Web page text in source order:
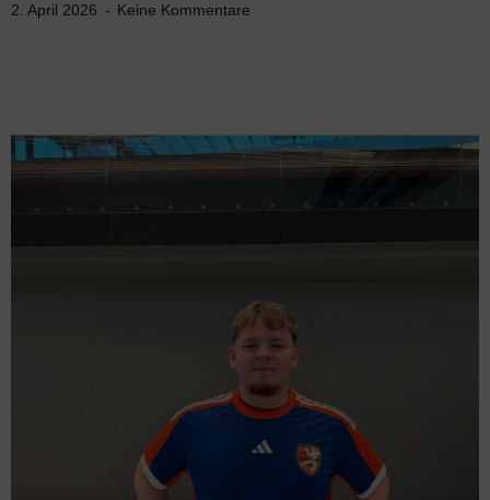
2. April 2026 Keine Kommentare